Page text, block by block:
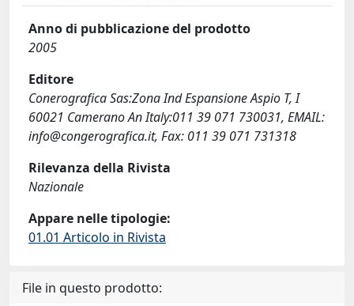
Anno di pubblicazione del prodotto
2005
Editore
Conerografica Sas:Zona Ind Espansione Aspio T, I
60021 Camerano An Italy:011 39 071 730031, EMAIL:
info@congerografica.it, Fax: 011 39 071 731318
Rilevanza della Rivista
Nazionale
Appare nelle tipologie:
01.01 Articolo in Rivista
File in questo prodotto: